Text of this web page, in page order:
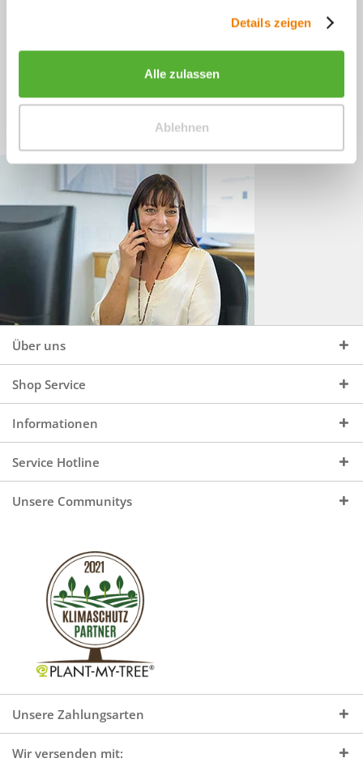
Details zeigen
Alle zulassen
Ablehnen
Sie haben Fragen zu unseren
+49 (0)4244 965 34 04
Mo - Do, 09:00 - 16:00 Uhr
und Fr, 09:00 - 13:00 Uhr
Über uns
Shop Service
Informationen
Service Hotline
Unsere Communitys
Unsere Zahlungsarten
Wir versenden mit: